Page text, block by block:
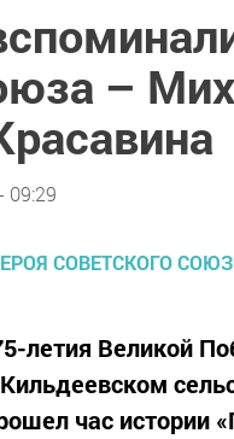
–
09:29
летия Великой
час истории